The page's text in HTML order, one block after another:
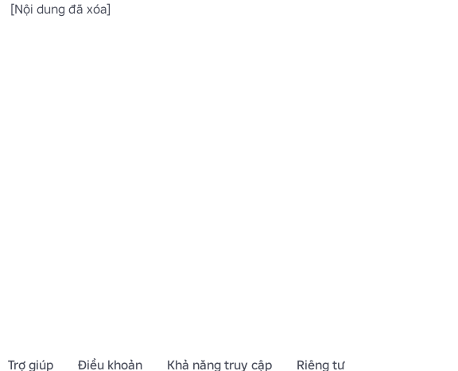
[Nội dung đã xóa]
Trợ giúp Điều khoản Khả năng truy cập Riêng tư